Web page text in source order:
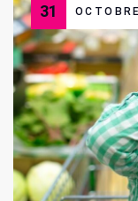
31 OCTOBRE